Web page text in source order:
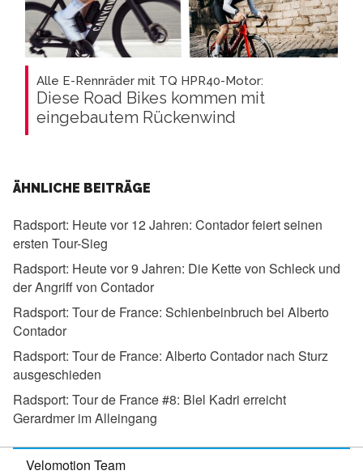
Alle E-Rennräder mit TQ HPR40-Motor:
Diese Road Bikes kommen mit
eingebautem Rückenwind
ÄHNLICHE BEITRÄGE
Radsport: Heute vor 12 Jahren: Contador feiert seinen
ersten Tour-Sieg
Radsport: Heute vor 9 Jahren: Die Kette von Schleck und
der Angriff von Contador
Radsport: Tour de France: Schienbeinbruch bei Alberto
Contador
Radsport: Tour de France: Alberto Contador nach Sturz
ausgeschieden
Radsport: Tour de France #8: Blel Kadri erreicht
Gerardmer im Alleingang
Velomotion Team